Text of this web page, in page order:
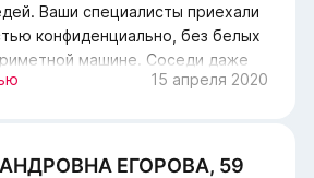
Ваши специалисты приехали
конфиденциально, без белых
машине. Соседи даже
были медработники, тем более
меньше чем за 2 часа.
15 апреля 2020
ЕГОРОВА, 59